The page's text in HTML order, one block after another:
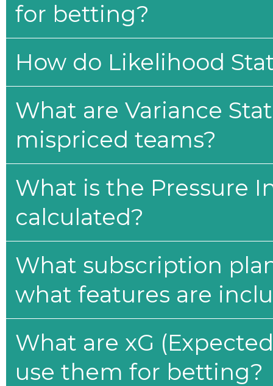
for betting?
How do Likelihood
What are Variance
mispriced teams?
What is the Pressure
calculated?
What subscription
what features are
What are xG
use them for betting?